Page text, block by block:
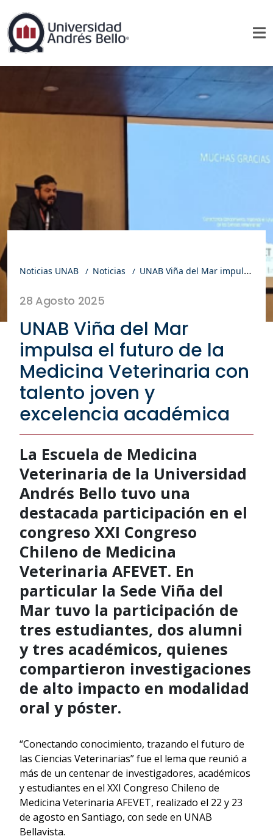
Noticias UNAB Noticias UNAB Viña del Mar impulsa el futuro de la Medicina Veterinaria con talento joven y excelencia académica
28 Agosto 2025
UNAB Viña del Mar
impulsa el futuro de la
Medicina Veterinaria con
talento joven y
excelencia académica
La Escuela de Medicina
Veterinaria de la Universidad
Andrés Bello tuvo una
destacada participación en el
congreso XXI Congreso
Chileno de Medicina
Veterinaria AFEVET. En
particular la Sede Viña del
Mar tuvo la participación de
tres estudiantes, dos alumni
y tres académicos, quienes
compartieron investigaciones
de alto impacto en modalidad
oral y póster.
“Conectando conocimiento, trazando el futuro de
las Ciencias Veterinarias” fue el lema que reunió a
más de un centenar de investigadores, académicos
y estudiantes en el XXI Congreso Chileno de
Medicina Veterinaria AFEVET, realizado el 22 y 23
de agosto en Santiago, con sede en UNAB
Bellavista.